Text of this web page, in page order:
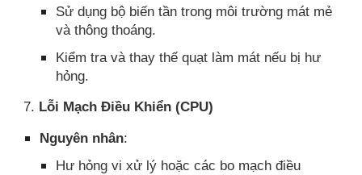
Sử dụng bộ biến tần trong môi trường mát mẻ
và thông thoáng.
Kiểm tra và thay thế quạt làm mát nếu bị hư
hỏng.
7. Lỗi Mạch Điều Khiển (CPU)
Nguyên nhân:
Hư hỏng vi xử lý hoặc các bo mạch điều